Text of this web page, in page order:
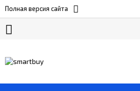
Полная версия сайта